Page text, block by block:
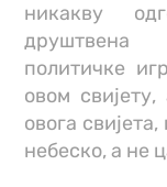
никакву
друштвена
политичке
овом
овога
небеско, а не